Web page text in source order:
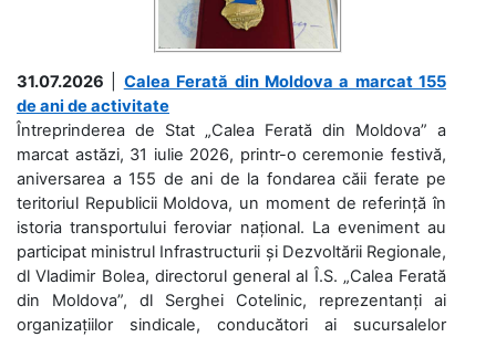
31.07.2026
Calea Ferată din Moldova a marcat 155
de ani de activitate
Întreprinderea de Stat „Calea Ferată din Moldova” a
marcat astăzi, 31 iulie 2026, printr-o ceremonie festivă,
aniversarea a 155 de ani de la fondarea căii ferate pe
teritoriul Republicii Moldova, un moment de referință în
istoria transportului feroviar național. La eveniment au
participat ministrul Infrastructurii și Dezvoltării Regionale,
dl Vladimir Bolea, directorul general al Î.S. „Calea Ferată
din Moldova”, dl Serghei Cotelinic, reprezentanți ai
organizațiilor sindicale, conducători ai sucursalelor